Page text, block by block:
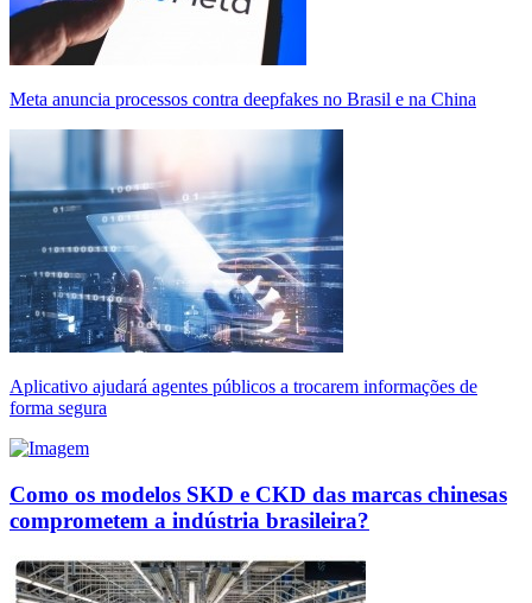
Meta anuncia processos contra deepfakes no Brasil e na China
Aplicativo ajudará agentes públicos a trocarem informações de
forma segura
Como os modelos SKD e CKD das marcas chinesas
comprometem a indústria brasileira?